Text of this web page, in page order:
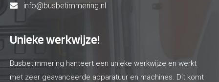
info@busbetimmering.nl
Unieke werkwijze!
Busbetimmering hanteert een unieke werkwijze en werkt
met zeer geavanceerde apparatuur en machines. Dit komt